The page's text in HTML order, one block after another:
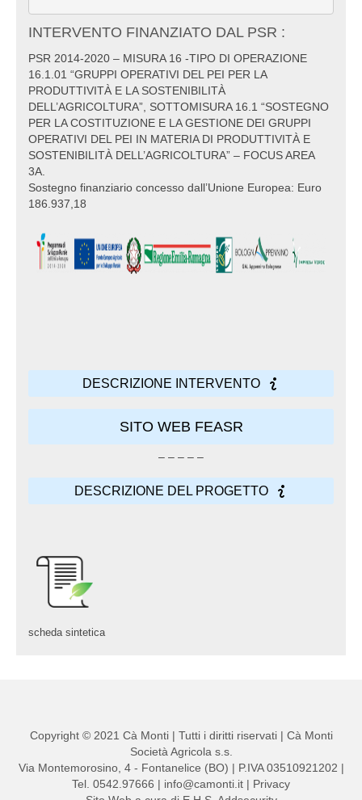
INTERVENTO FINANZIATO DAL PSR :
PSR 2014-2020 – MISURA 16 -TIPO DI OPERAZIONE
16.1.01 “GRUPPI OPERATIVI DEL PEI PER LA
PRODUTTIVITÀ E LA SOSTENIBILITÀ
DELL’AGRICOLTURA”, SOTTOMISURA 16.1 “SOSTEGNO
PER LA COSTITUZIONE E LA GESTIONE DEI GRUPPI
OPERATIVI DEL PEI IN MATERIA DI PRODUTTIVITÀ E
SOSTENIBILITÀ DELL’AGRICOLTURA” – FOCUS AREA
3A.
Sostegno finanziario concesso dall’Unione Europea: Euro
186.937,18
DESCRIZIONE INTERVENTO
SITO WEB FEASR
– – – – –
DESCRIZIONE DEL PROGETTO
scheda sintetica
Copyright © 2021 Cà Monti | Tutti i diritti riservati | Cà Monti
Società Agricola s.s.
Via Montemorosino, 4 - Fontanelice (BO) | P.IVA 03510921202 |
Tel. 0542.97666 | info@camonti.it | Privacy